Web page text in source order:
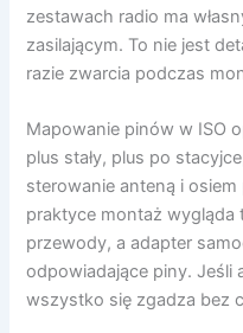
zestawach radio ma
zasilającym. To nie jest
razie zwarcia podczas
Mapowanie pinów w ISO
plus stały, plus po
sterowanie anteną i
praktyce montaż wygląda
przewody, a adapter
odpowiadające piny. Jeśli
wszystko się zgadza bez